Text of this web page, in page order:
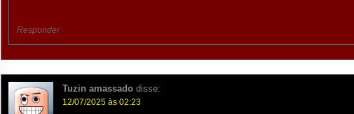
Responder
Tuzin amassado disse:
12/07/2025 às 02:23